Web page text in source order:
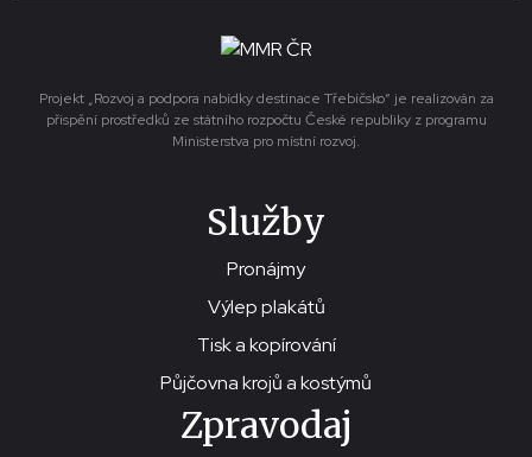
Projekt „Rozvoj a podpora nabídky destinace Třebíčsko“ je realizován za
přispění prostředků ze státního rozpočtu České republiky z programu
Ministerstva pro místní rozvoj.
Služby
Pronájmy
Výlep plakátů
Tisk a kopírování
Půjčovna krojů a kostýmů
Zpravodaj